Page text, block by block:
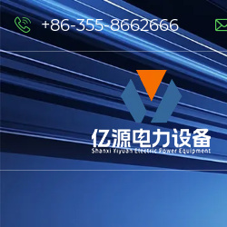
 +86-355-8662666